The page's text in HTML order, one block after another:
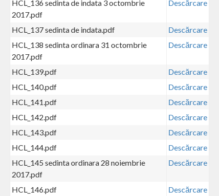
HCL_136 sedinta de indata 3 octombrie
2017.pdf
Descărcare
HCL_137 sedinta de indata.pdf
Descărcare
HCL_138 sedinta ordinara 31 octombrie
2017.pdf
Descărcare
HCL_139.pdf
Descărcare
HCL_140.pdf
Descărcare
HCL_141.pdf
Descărcare
HCL_142.pdf
Descărcare
HCL_143.pdf
Descărcare
HCL_144.pdf
Descărcare
HCL_145 sedinta ordinara 28 noiembrie
2017.pdf
Descărcare
HCL_146.pdf
Descărcare